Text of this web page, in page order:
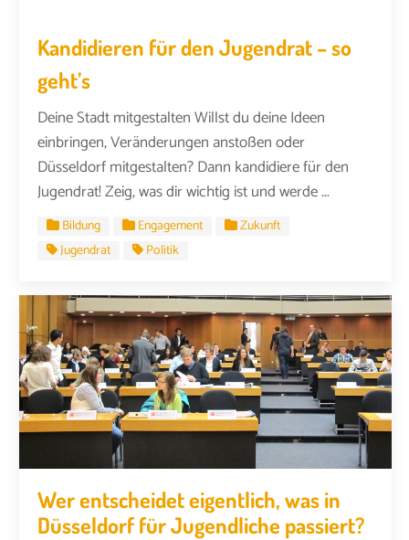
Kandidieren für den Jugendrat – so
geht’s
Deine Stadt mitgestalten Willst du deine Ideen
einbringen, Veränderungen anstoßen oder
Düsseldorf mitgestalten? Dann kandidiere für den
Jugendrat! Zeig, was dir wichtig ist und werde ...
Bildung Engagement
Zukunft
Jugendrat
Politik
Wer entscheidet eigentlich, was in
Düsseldorf für Jugendliche passiert?